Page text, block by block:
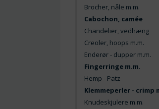
Brocher, nåle m.m.
Cabochon, camée
Chandelier, vedhæng
Creoler, hoops m.m.
Enderør - dupper m.m.
Fingerringe m.m.
Hemp - Patz
Klemmeperler - crimp
Knudeskjulere m.m.